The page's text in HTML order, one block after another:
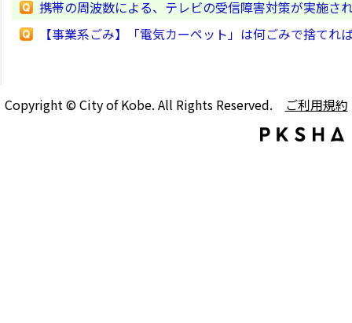
携帯の周波数による、テレビの受信障害対策が実施さ
【事業系ごみ】「電気カーペット」は何ごみで捨てれ
Copyright © City of Kobe. All Rights Reserved. ご利用規約